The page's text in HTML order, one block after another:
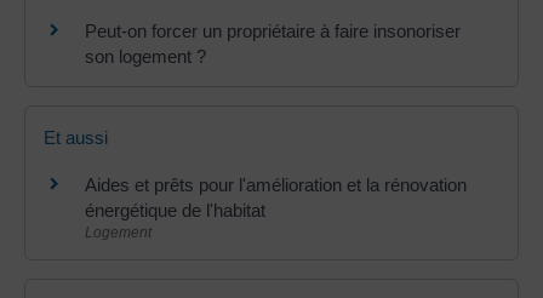
Peut-on forcer un propriétaire à faire insonoriser
son logement ?
Et aussi
Aides et prêts pour l'amélioration et la rénovation
énergétique de l'habitat
Logement